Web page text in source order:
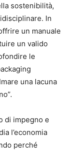
sostenibilità,
In
un manuale
un valido
le
una lacuna
di impegno e
l’economia
perché